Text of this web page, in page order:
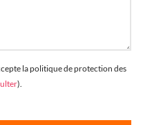
la politique de protection des
).